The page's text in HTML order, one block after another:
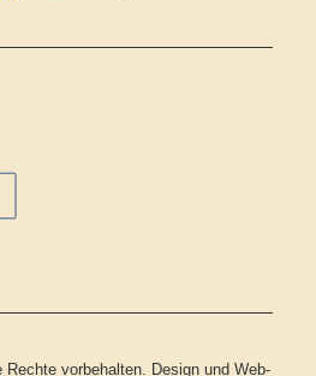
vorbehalten. Design und Web-